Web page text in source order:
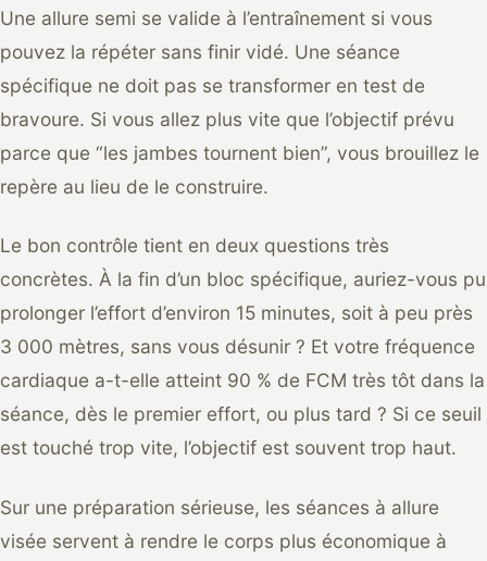
Une allure semi se valide à l’entraînement si vous
pouvez la répéter sans finir vidé. Une séance
spécifique ne doit pas se transformer en test de
bravoure. Si vous allez plus vite que l’objectif prévu
parce que “les jambes tournent bien”, vous brouillez le
repère au lieu de le construire.
Le bon contrôle tient en deux questions très
concrètes. À la fin d’un bloc spécifique, auriez-vous pu
prolonger l’effort d’environ 15 minutes, soit à peu près
3 000 mètres, sans vous désunir ? Et votre fréquence
cardiaque a-t-elle atteint 90 % de FCM très tôt dans la
séance, dès le premier effort, ou plus tard ? Si ce seuil
est touché trop vite, l’objectif est souvent trop haut.
Sur une préparation sérieuse, les séances à allure
visée servent à rendre le corps plus économique à